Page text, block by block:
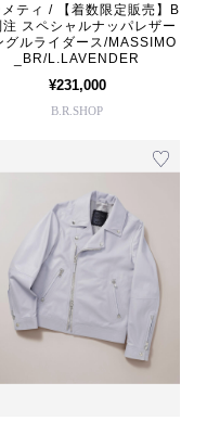
メティ / 【着数限定販売】B
注 スペシャルナッパレザー
グルライダース/MASSIMO
_BR/L.LAVENDER
¥231,000
B.R.SHOP